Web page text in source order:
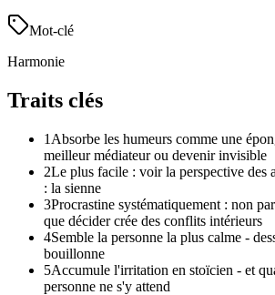
Mot-clé
Harmonie
Traits clés
1 Absorbe les humeurs comme une
meilleur médiateur ou devenir invisible
2Le plus facile : voir la perspective des
: la sienne
3Procrastine systématiquement : non
que décider crée des conflits intérieurs
4Semble la personne la plus calme -
bouillonne
5Accumule l'irritation en stoïcien - et
personne ne s'y attend